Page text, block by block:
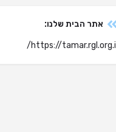
אתר הבית שלנו:
https://tamar.rgl.org.il/